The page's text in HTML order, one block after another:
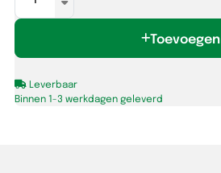
Ø65
10-
927/930/940
wit
Toevoegen
Leverbaar
Binnen 1-3 werkdagen geleverd